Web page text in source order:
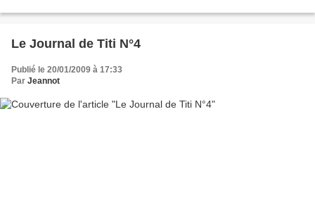
Le Journal de Titi N°4
Publié le 20/01/2009 à 17:33
Par Jeannot